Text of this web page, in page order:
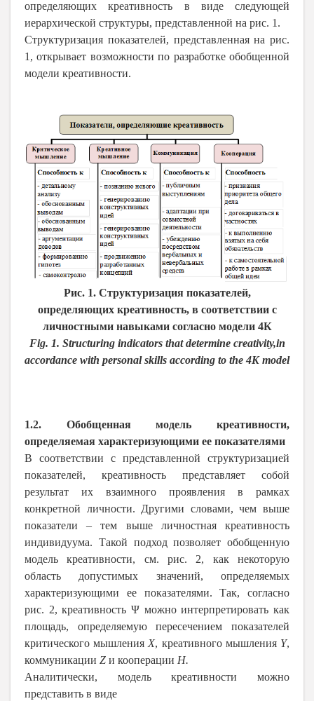
определяющих креативность в виде следующей
иерархической структуры, представленной на рис. 1.
Структуризация показателей, представленная на рис.
1, открывает возможности по разработке обобщенной
модели креативности.
Рис. 1. Структуризация показателей,
определяющих креативность, в соответствии с
личностными навыками согласно модели 4К
Fig. 1. Structuring indicators that determine creativity,in
accordance with personal skills according to the 4K model
1.2. Обобщенная модель креативности,
определяемая характеризующими ее показателями
В соответствии с представленной структуризацией
показателей, креативность представляет собой
результат их взаимного проявления в рамках
конкретной личности. Другими словами, чем выше
показатели – тем выше личностная креативность
индивидуума. Такой подход позволяет обобщенную
модель креативности, см. рис. 2, как некоторую
область допустимых значений, определяемых
характеризующими ее показателями. Так, согласно
рис. 2, креативность Ψ можно интерпретировать как
площадь, определяемую пересечением показателей
критического мышления Х, креативного мышления Y,
коммуникации Z и кооперации Н.
Аналитически, модель креативности можно
представить в виде